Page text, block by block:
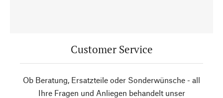
Customer Service
Ob Beratung, Ersatzteile oder Sonderwünsche - all
Ihre Fragen und Anliegen behandelt unser